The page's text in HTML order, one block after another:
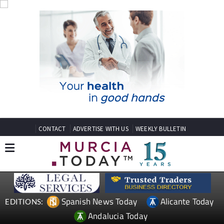
CONTACT ADVERTISE WITH US WEEKLY BULLETIN
EDITIONS: Spanish News Today
Alicante Today
Andalucia Today